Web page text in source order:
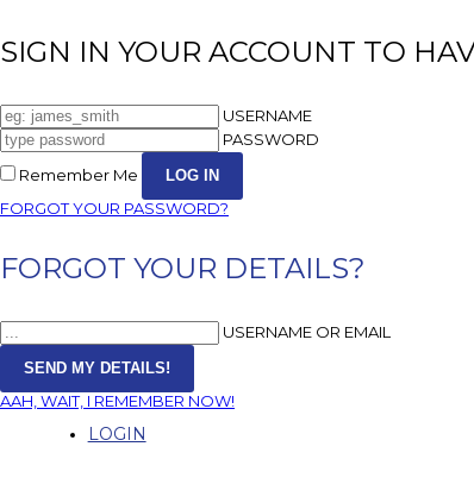
SIGN IN YOUR ACCOUNT TO
USERNAME
PASSWORD
Remember Me
FORGOT YOUR PASSWORD?
FORGOT YOUR DETAILS?
USERNAME OR EMAIL
AAH, WAIT, I REMEMBER NOW!
LOGIN